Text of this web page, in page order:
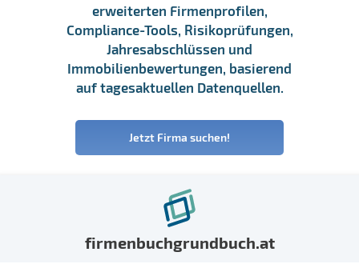
erweiterten Firmenprofilen,
Compliance-Tools, Risikoprüfungen,
Jahresabschlüssen und
Immobilienbewertungen, basierend
auf tagesaktuellen Datenquellen.
Jetzt Firma suchen!
firmenbuchgrundbuch.at